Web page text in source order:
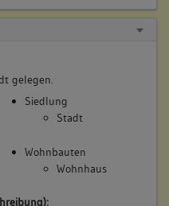
gelegen.
Siedlung
Stadt
Wohnbauten
Wohnhaus